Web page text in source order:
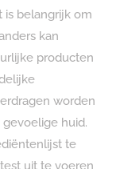
is belangrijk om
kan
producten
worden
huid.
te
uit te voeren